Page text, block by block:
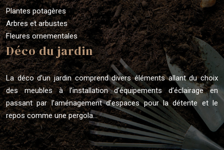
Plantes potagères
Arbres et arbustes
Fleures ornementales
Déco du jardin
La déco d’un jardin comprend divers éléments allant du choix
des meubles à l’installation d’équipements d’éclairage en
passant par l’aménagement d’espaces pour la détente et le
repos comme une pergola…